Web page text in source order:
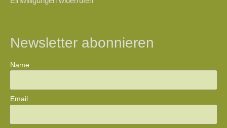
Newsletter abonnieren
Name
Email